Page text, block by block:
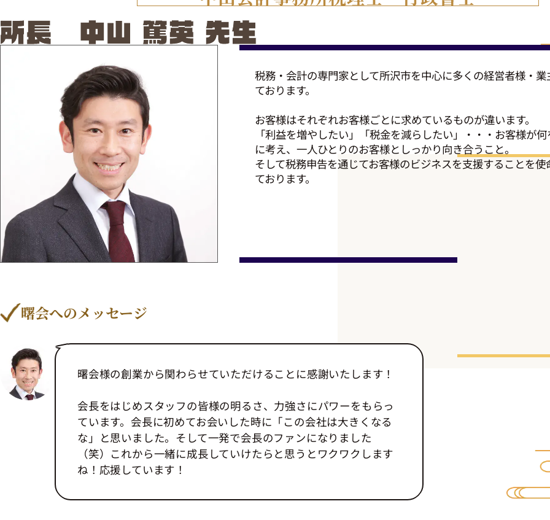
税務・会計の専門家として所沢市を中心に多くの経営者様・
ております。
お客様はそれぞれお客様ごとに求めているものが違います。
「利益を増やしたい」「税金を減らしたい」・・・お客様が
に考え、一人ひとりのお客様としっかり向き合うこと。
そして税務申告を通じてお客様のビジネスを支援することを
ております。
曙会へのメッセージ
曙会様の創業から関わらせていただけることに感謝いたします！
会長をはじめスタッフの皆様の明るさ、力強さにパワーをもらっ
ています。会長に初めてお会いした時に「この会社は大きくなる
な」と思いました。そして一発で会長のファンになりました
（笑）これから一緒に成長していけたらと思うとワクワクします
ね！応援しています！